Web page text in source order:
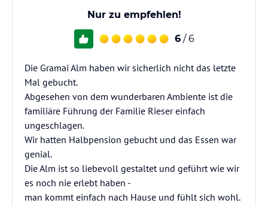
Nur zu empfehlen!
6 / 6
Die Gramai Alm haben wir sicherlich nicht das letzte
Mal gebucht.
Abgesehen von dem wunderbaren Ambiente ist die
familiäre Führung der Familie Rieser einfach
ungeschlagen.
Wir hatten Halbpension gebucht und das Essen war
genial.
Die Alm ist so liebevoll gestaltet und geführt wie wir
es noch nie erlebt haben -
man kommt einfach nach Hause und fühlt sich wohl.